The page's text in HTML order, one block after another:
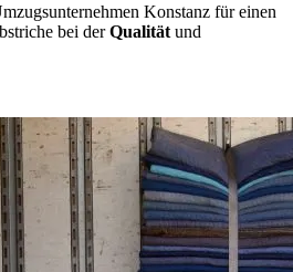
Konstanz für einen
bei derQualität und